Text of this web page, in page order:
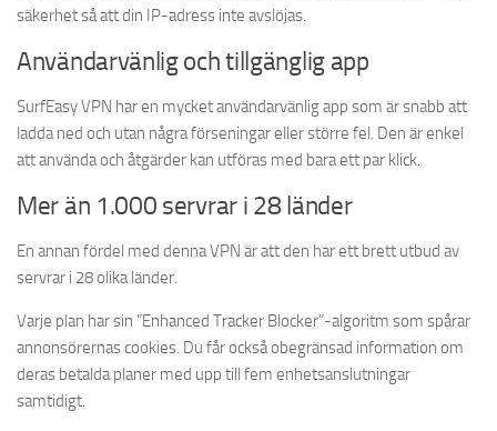
säkerhet så att din IP-adress inte avslöjas.
Användarvänlig och tillgänglig app
SurfEasy VPN har en mycket användarvänlig app som är snabb att
ladda ned och utan några förseningar eller större fel. Den är enkel
att använda och åtgärder kan utföras med bara ett par klick.
Mer än 1.000 servrar i 28 länder
En annan fördel med denna VPN är att den har ett brett utbud av
servrar i 28 olika länder.
Varje plan har sin ”Enhanced Tracker Blocker”-algoritm som spårar
annonsörernas cookies. Du får också obegränsad information om
deras betalda planer med upp till fem enhetsanslutningar
samtidigt.